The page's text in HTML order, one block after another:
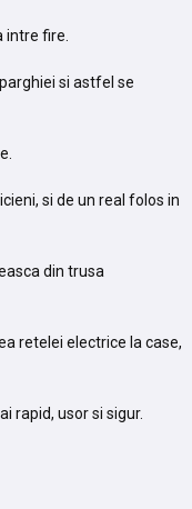
intre fire.
si astfel se
si de un real folos in
din trusa
retelei electrice la case,
rapid, usor si sigur.